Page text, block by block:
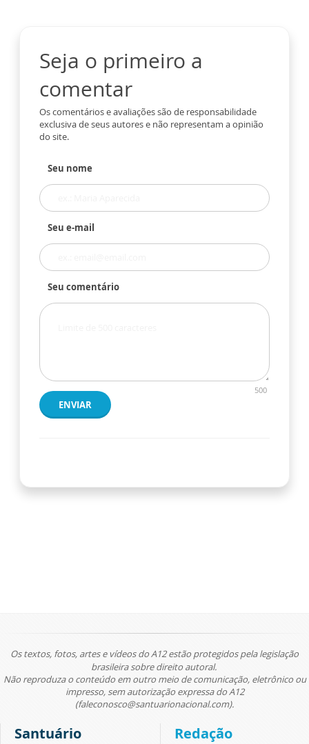
Seja o primeiro a
comentar
Os comentários e avaliações são de responsabilidade
exclusiva de seus autores e não representam a opinião
do site.
Seu nome
Seu e-mail
Seu comentário
500
ENVIAR
Os textos, fotos, artes e vídeos do A12 estão protegidos pela legislação
brasileira sobre direito autoral.
Não reproduza o conteúdo em outro meio de comunicação, eletrônico ou
impresso, sem autorização expressa do A12
(faleconosco@santuarionacional.com).
Santuário Redação